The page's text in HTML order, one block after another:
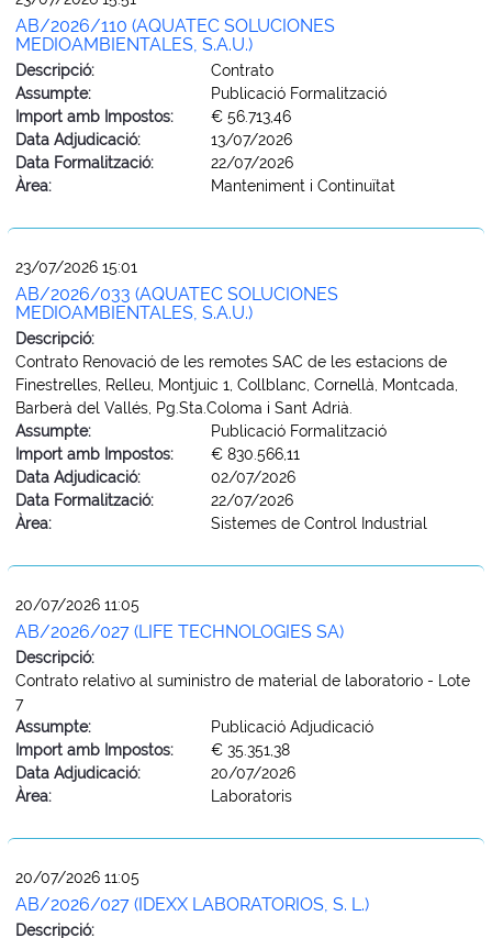
AB/2026/110 (AQUATEC SOLUCIONES
MEDIOAMBIENTALES, S.A.U.)
Descripció:
Contrato
Assumpte:
Publicació Formalització
Import amb Impostos:
€ 56.713,46
Data Adjudicació:
13/07/2026
Data Formalització:
22/07/2026
Àrea:
Manteniment i Continuïtat
23/07/2026 15:01
AB/2026/033 (AQUATEC SOLUCIONES
MEDIOAMBIENTALES, S.A.U.)
Descripció:
Contrato Renovació de les remotes SAC de les estacions de
Finestrelles, Relleu, Montjuic 1, Collblanc, Cornellà, Montcada,
Barberà del Vallés, Pg.Sta.Coloma i Sant Adrià.
Assumpte:
Publicació Formalització
Import amb Impostos:
€ 830.566,11
Data Adjudicació:
02/07/2026
Data Formalització:
22/07/2026
Àrea:
Sistemes de Control Industrial
20/07/2026 11:05
AB/2026/027 (LIFE TECHNOLOGIES SA)
Descripció:
Contrato relativo al suministro de material de laboratorio - Lote
7
Assumpte:
Publicació Adjudicació
Import amb Impostos:
€ 35.351,38
Data Adjudicació:
20/07/2026
Àrea:
Laboratoris
20/07/2026 11:05
AB/2026/027 (IDEXX LABORATORIOS, S. L.)
Descripció: